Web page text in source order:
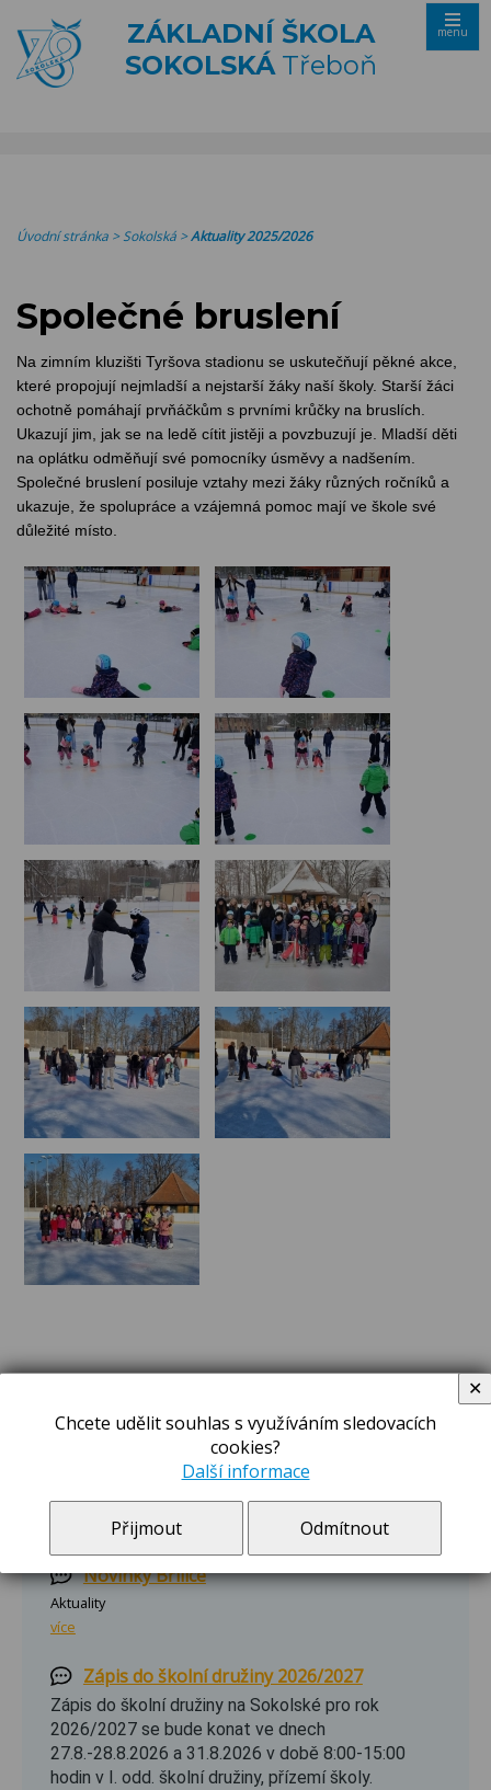
ZÁKLADNÍ ŠKOLA
SOKOLSKÁTřeboň
menu
Úvodní stránka >Sokolská >Aktuality 2025/2026
Společné bruslení
Na zimním kluzišti Tyršova stadionu se uskutečňují pěkné akce,
které propojují nejmladší a nejstarší žáky naší školy. Starší žáci
ochotně pomáhají prvňáčkům s prvními krůčky na bruslích.
Ukazují jim, jak se na ledě cítit jistěji a povzbuzují je. Mladší děti
na oplátku odměňují své pomocníky úsměvy a nadšením.
Společné bruslení posiluje vztahy mezi žáky různých ročníků a
ukazuje, že spolupráce a vzájemná pomoc mají ve škole své
důležité místo.
ZPRÁVY A OZNÁMENÍ
Novinky Sokolská
Aktuality
Novinky Břilice
Aktuality
více
Zápis do školní družiny 2026/2027
Zápis do školní družiny na Sokolské pro rok
2026/2027 se bude konat ve dnech
27.8.-28.8.2026 a 31.8.2026 v době 8:00-15:00
hodin v I. odd. školní družiny, přízemí školy.
Chcete udělit souhlas s využíváním sledovacích
cookies?
Další informace
Přijmout Odmítnout
✕